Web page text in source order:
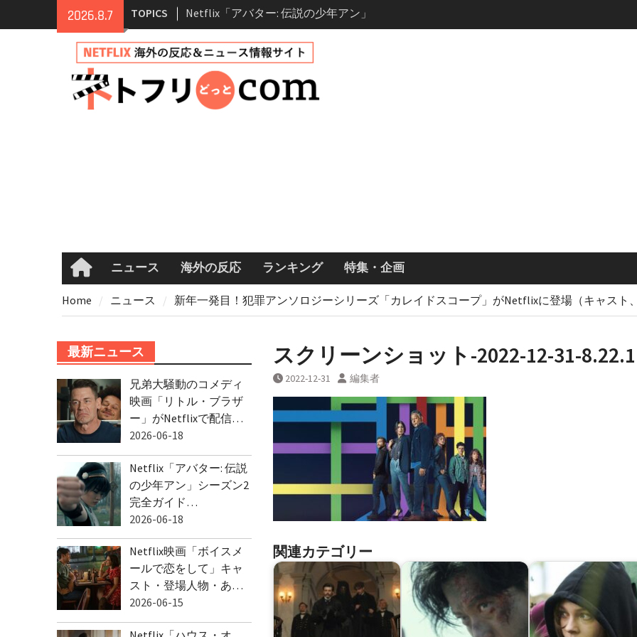
2026.8.7 TOPICS
Netflix映画「ボイスメールで恋をし
て」キャスト・登場人物・あらすじ
まとめ｜ゾーイ・ドゥイッチ主演ロ
マコメ
Netflix「ハウス・オブ・ギネス」シ
ーズン2が更新決定！2027年撮影開始
情報
Homeニュース 海外の反応 ランキング 特集・企画
Home ニュース 新年一発目！犯罪アンソロジーシリーズ「カレイドスコープ」がNetflixに登場（キャスト
スクリーンショット-2022-12-31-
2022-12-31 編集者
関連カテゴリー
最新ニュース
兄弟大騒動のコメディ
映画「リトル・ブラザ
ー」がNetflixで配信…
2026-06-18
Netflix「アバター: 伝説
の少年アン」シーズン2
完全ガイド…
2026-06-18
Netflix映画「ボイスメ
ールで恋をして」キャ
スト・登場人物・あ…
2026-06-15